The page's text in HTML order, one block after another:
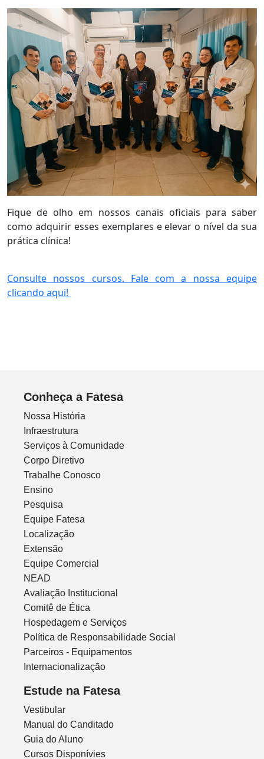
Fique de olho em nossos canais oficiais para saber
como adquirir esses exemplares e elevar o nível da sua
prática clínica!
Consulte nossos cursos. Fale com a nossa equipe
clicando aqui!
Conheça a Fatesa
Nossa História
Infraestrutura
Serviços à Comunidade
Corpo Diretivo
Trabalhe Conosco
Ensino
Pesquisa
Equipe Fatesa
Localização
Extensão
Equipe Comercial
NEAD
Avaliação Institucional
Comitê de Ética
Hospedagem e Serviços
Política de Responsabilidade Social
Parceiros - Equipamentos
Internacionalização
Estude na Fatesa
Vestibular
Manual do Canditado
Guia do Aluno
Cursos Disponívies